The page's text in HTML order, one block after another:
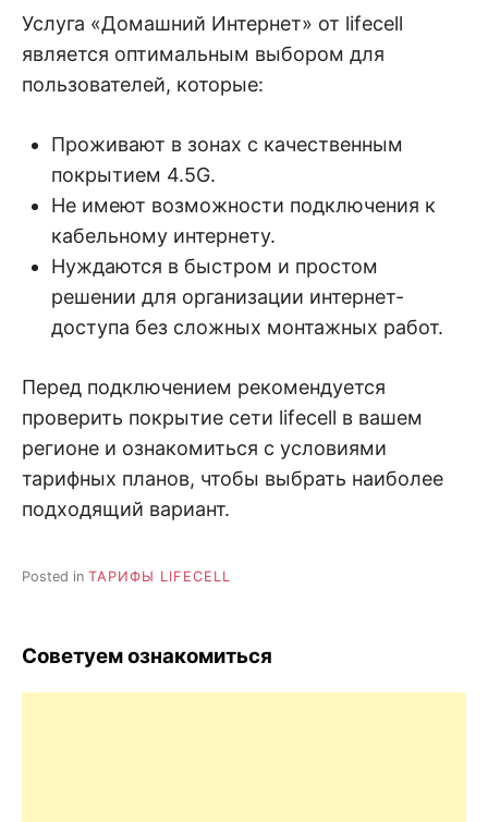
Услуга «Домашний Интернет» от lifecell
является оптимальным выбором для
пользователей, которые:
Проживают в зонах с качественным
покрытием 4.5G.
Не имеют возможности подключения к
кабельному интернету.
Нуждаются в быстром и простом
решении для организации интернет-
доступа без сложных монтажных работ.
Перед подключением рекомендуется
проверить покрытие сети lifecell в вашем
регионе и ознакомиться с условиями
тарифных планов, чтобы выбрать наиболее
подходящий вариант.
Posted in ТАРИФЫ LIFECELL
Советуем ознакомиться